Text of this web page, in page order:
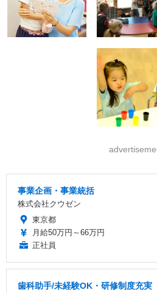
事業企画・事業統括
株式会社クウゼン
東京都
月給50万円～66万円
正社員
歯科助手/未経験OK・研修制度充実